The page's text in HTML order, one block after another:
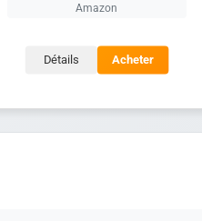
Amazon
Détails Acheter